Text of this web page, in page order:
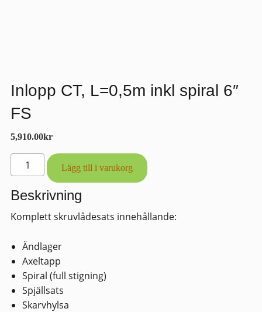
Inlopp CT, L=0,5m inkl spiral 6″
FS
5,910.00kr
Inlopp
CT,
L=0,5m
inkl
spiral
FS
mängd
Lägg till i varukorg
Beskrivning
Komplett skruvlådesats innehållande:
Ändlager
Axeltapp
Spiral (full stigning)
Spjällsats
Skarvhylsa